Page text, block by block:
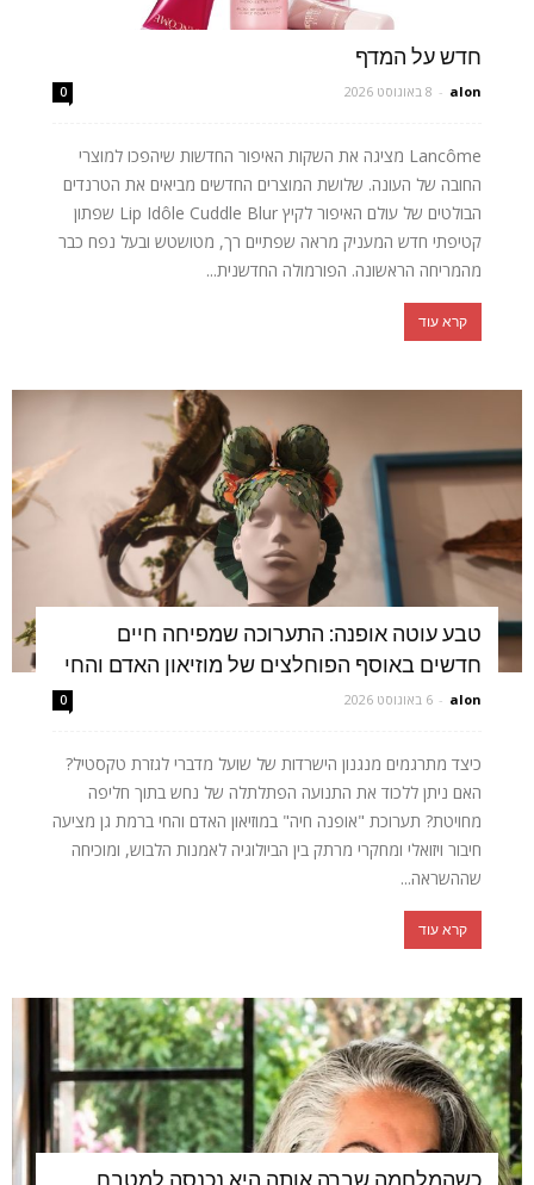
חדש על המדף
alon
- 8 באוגוסט 2026 0
Lancôme מציגה את השקות האיפור החדשות שיהפכו למוצרי
החובה של העונה. שלושת המוצרים החדשים מביאים את הטרנדים
הבולטים של עולם האיפור לקיץ Lip Idôle Cuddle Blur שפתון
קטיפתי חדש המעניק מראה שפתיים רך, מטושטש ובעל נפח כבר
מהמריחה הראשונה. הפורמולה החדשנית...
קרא עוד
טבע עוטה אופנה: התערוכה שמפיחה חיים
חדשים באוסף הפוחלצים של מוזיאון האדם והחי
alon
- 6 באוגוסט 2026 0
כיצד מתרגמים מנגנון הישרדות של שועל מדברי לגזרת טקסטיל?
האם ניתן ללכוד את התנועה הפתלתלה של נחש בתוך חליפה
מחויטת? תערוכת "אופנה חיה" במוזיאון האדם והחי ברמת גן מציעה
חיבור ויזואלי ומחקרי מרתק בין הביולוגיה לאמנות הלבוש, ומוכיחה
שההשראה...
קרא עוד
כשהמלחמה שברה אותה היא נכנסה למטבח,